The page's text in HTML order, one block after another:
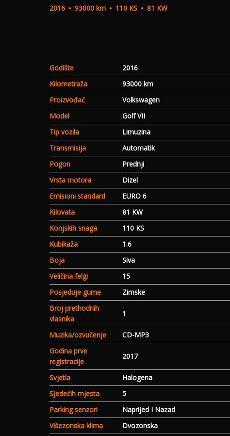
2016
93000 km 110 KS 81 KW
Godište
2016
Kilometraža
93000 km
Proizvođać
Volkswagen
Model
Golf VII
Tip vozila
Limuzina
Transmisija
Automatik
Pogon
Prednji
Vrsta motora
Dizel
Emisioni standard
EURO 6
Kilovata
81 KW
Konjskih snaga
110 KS
Kubikaža
1.6
Boja
Siva
Veličina felgi
15
Posjeduje gume
Zimske
Broj prethodnih
vlasnika
1
Muzika/ozvučenje
CD-MP3
Godina prve
registracije
2017
Svjetla
Halogena
Sjedećih mjesta
5
Parking senzori
Naprijed I Nazad
Višezonska klima
Dvozonska